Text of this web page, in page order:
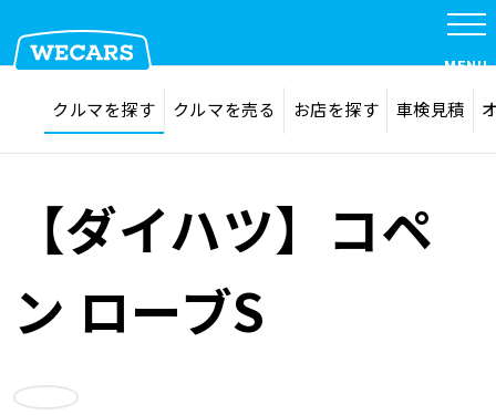
在庫検索 サイト内検索
MENU
クルマを探す
クルマを売る
お店を探す
クルマを探す クルマを売る お店を探す 車検見積
【ダイハツ】コペ
ン ローブS
お気に入り